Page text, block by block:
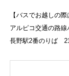
【バスでお越しの際
アルピコ交通の路線
長野駅2番のりば